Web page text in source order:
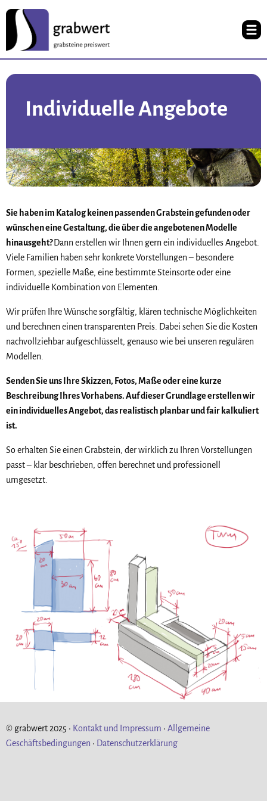
Individuelle Angebote
Sie haben im Katalog keinen passenden Grabstein gefunden oder
wünschen eine Gestaltung, die über die angebotenen Modelle
hinausgeht?Dann erstellen wir Ihnen gern ein individuelles Angebot.
Viele Familien haben sehr konkrete Vorstellungen – besondere
Formen, spezielle Maße, eine bestimmte Steinsorte oder eine
individuelle Kombination von Elementen.
Wir prüfen Ihre Wünsche sorgfältig, klären technische Möglichkeiten
und berechnen einen transparenten Preis. Dabei sehen Sie die Kosten
nachvollziehbar aufgeschlüsselt, genauso wie bei unseren regulären
Modellen.
Senden Sie uns Ihre Skizzen, Fotos, Maße oder eine kurze
Beschreibung Ihres Vorhabens. Auf dieser Grundlage erstellen wir
ein individuelles Angebot, das realistisch planbar und fair kalkuliert
ist.
So erhalten Sie einen Grabstein, der wirklich zu Ihren Vorstellungen
passt – klar beschrieben, offen berechnet und professionell
umgesetzt.
© grabwert 2025 • Kontakt und Impressum • Allgemeine
Geschäftsbedingungen • Datenschutzerklärung